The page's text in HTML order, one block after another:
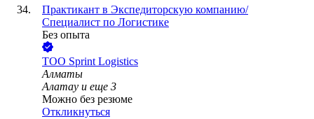
Практикант в Экспедиторскую компанию/
Специалист по Логистике
Без опыта
ТОО Sprint Logistics
Алматы
Алатау и еще 3
Можно без резюме
Откликнуться